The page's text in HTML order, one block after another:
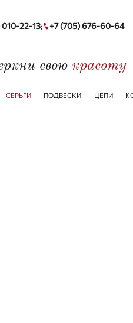
010-22-13; +7 (705) 676-60-64
свою красоту
СЕРЬГИ ПОДВЕСКИ ЦЕПИ